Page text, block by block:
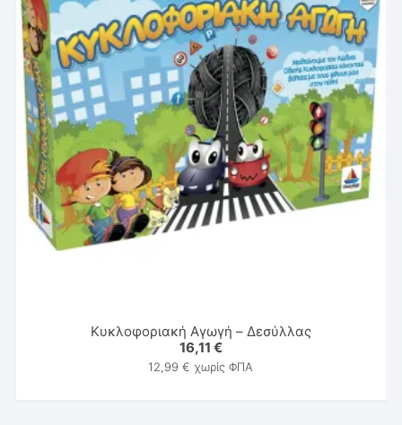
Κυκλοφοριακή Αγωγή – Δεσύλλας
16,11 €
12,99€ χωρίς ΦΠΑ